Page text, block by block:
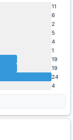
11
6
2
5
4
1
19
19
24
4